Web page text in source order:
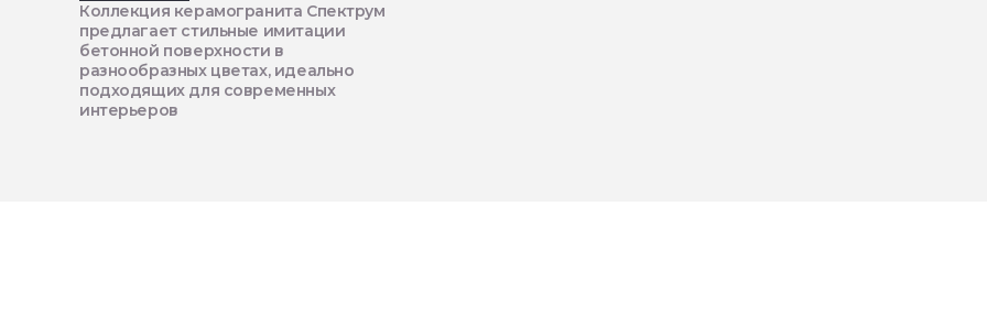
Коллекция керамогранита Спектрум
предлагает стильные имитации
бетонной поверхности в
разнообразных цветах, идеально
подходящих для современных
интерьеров